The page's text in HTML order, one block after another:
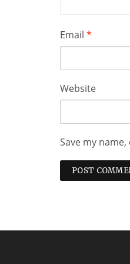
Email *
Website
Save my